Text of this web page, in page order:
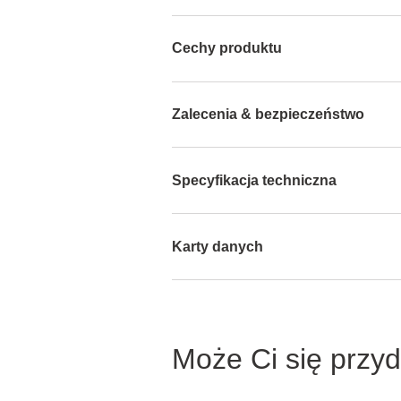
Cechy produktu
Zalecenia & bezpieczeństwo
Specyfikacja techniczna
Karty danych
Może Ci się